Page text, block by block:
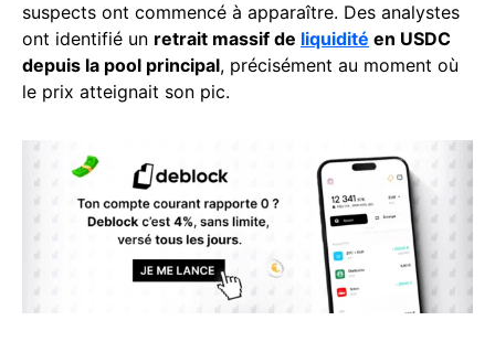
suspects ont commencé à apparaître. Des analystes
ont identifié un retrait massif de liquidité en USDC
depuis la pool principal, précisément au moment où
le prix atteignait son pic.